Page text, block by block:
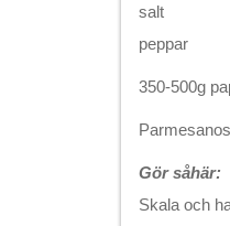
salt
peppar
350-500g
Gör såhär:
Skala och